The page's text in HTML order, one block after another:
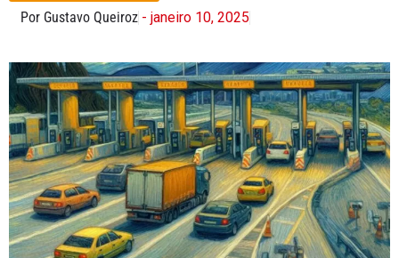
Por Gustavo Queiroz - janeiro 10, 2025